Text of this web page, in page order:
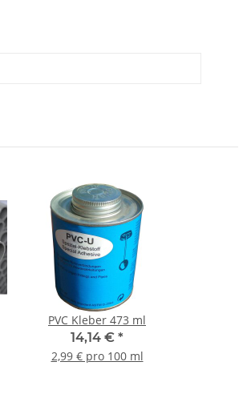
PVC Kleber 473 ml
14,14 € *
2,99 € pro 100 ml